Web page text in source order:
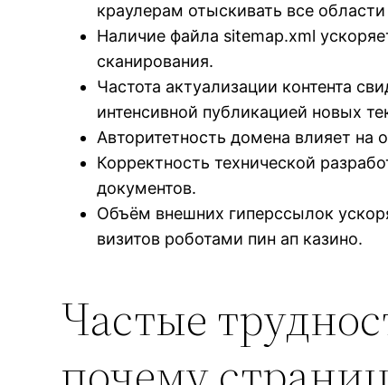
краулерам отыскивать все области
Наличие файла sitemap.xml
сканирования.
Частота актуализации контента
интенсивной публикацией новых
Авторитетность домена влияет на
Корректность технической
документов.
Объём внешних гиперссылок
визитов роботами пин ап казино.
Частые